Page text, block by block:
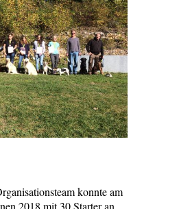
konnte am
2018 mit 30 Starter an